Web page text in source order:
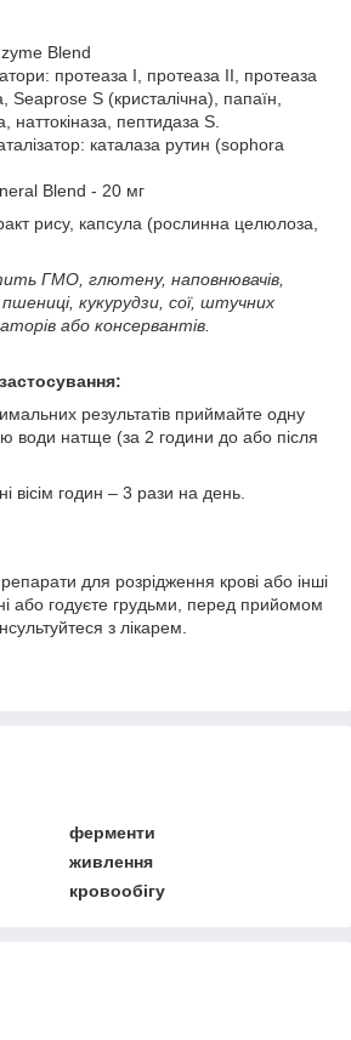
Blend
протеаза I, протеаза II, протеаза
Seaprose S (кристалічна), папаїн,
наттокіназа, пептидаза S.
каталаза рутин (sophora
Blend - 20 мг
рису, капсула (рослинна целюлоза,
ГМО, глютену, наповнювачів,
кукурудзи, сої, штучних
або консервантів.
результатів приймайте одну
води натще (за 2 години до або після
вісім годин – 3 рази на день.
для розрідження крові або інші
або годуєте грудьми, перед прийомом
з лікарем.
ферменти
живлення
кровообігу